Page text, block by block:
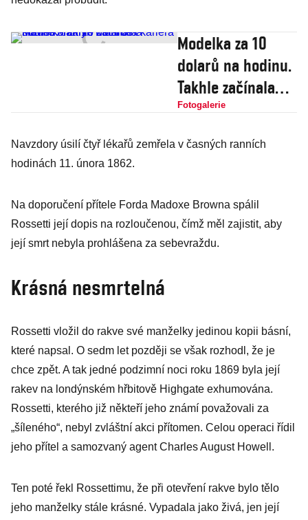
Modelka za 10
dolarů na hodinu.
Takhle začínala
kariéra slavné
Fotogalerie
Navzdory úsilí čtyř lékařů zemřela v časných ranních
hodinách 11. února 1862.
Na doporučení přítele Forda Madoxe Browna spálil
Rossetti její dopis na rozloučenou, čímž měl zajistit, aby
její smrt nebyla prohlášena za sebevraždu.
Krásná nesmrtelná
Rossetti vložil do rakve své manželky jedinou kopii básní,
které napsal. O sedm let později se však rozhodl, že je
chce zpět. A tak jedné podzimní noci roku 1869 byla její
rakev na londýnském hřbitově Highgate exhumována.
Rossetti, kterého již někteří jeho známí považovali za
„šíleného“, nebyl zvláštní akci přítomen. Celou operaci řídil
jeho přítel a samozvaný agent Charles August Howell.
Ten poté řekl Rossettimu, že při otevření rakve bylo tělo
jeho manželky stále krásné. Vypadala jako živá, jen její